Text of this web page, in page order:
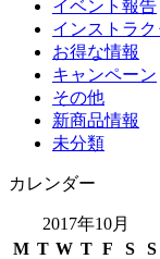
イベント報告
インストラ
お得な情報
キャンペーン
その他
新商品情報
未分類
カレンダー
2017年10月
M T W T F S
S